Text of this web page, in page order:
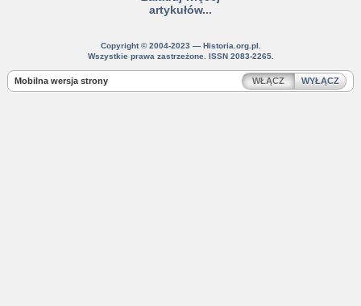
artykułów...
Copyright © 2004-2023 — Historia.org.pl.
Wszystkie prawa zastrzeżone. ISSN 2083-2265.
Mobilna wersja strony WŁĄCZ WYŁĄCZ